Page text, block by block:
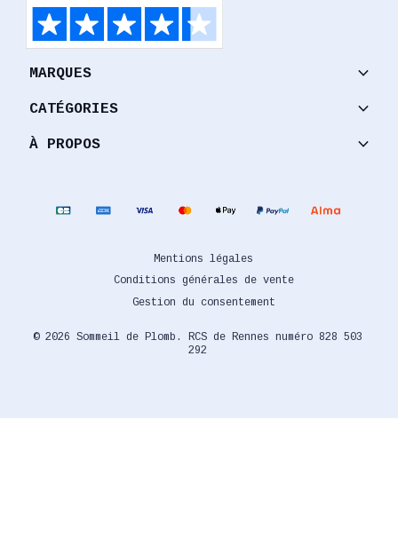
MARQUES keyboard_arrow_down
CATÉGORIES keyboard_arrow_down
À PROPOS keyboard_arrow_down
© 2026 Sommeil de Plomb. RCS de Rennes numéro 828 503
292
Mentions légales
Conditions générales de vente
Gestion du consentement